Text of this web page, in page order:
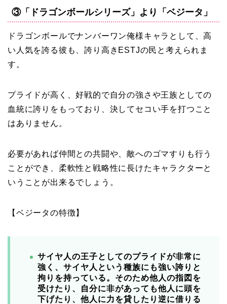
③「ドラゴンボールシリーズ」より「ベジータ」
ドラゴンボールでナンバーワン俺様キャラとして、高
い人気を誇る彼も、誇り高きESTJの民と考えられま
す。
プライドが高く、好戦的で自分の強さや王族としての
血統に誇りをもっており、決してセコい手を打つこと
はありません。
必要があれば仲間との共闘や、敵へのゴマすりも行う
ことができ、柔軟性と戦略性に長けたキャラクターと
いうことが出来るでしょう。
【ベジータの特徴】
サイヤ人の王子としてのプライドが非常に
強く、サイヤ人という種族にも強い誇りと
拘りを持っている。 そのため他人の指図を
受けたり、自分に非があっても他人に頭を
下げたり、他人に力を貸したり逆に借りる